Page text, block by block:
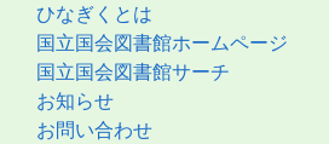
ひなぎくとは
国立国会図書館ホームページ
国立国会図書館サーチ
お知らせ
お問い合わせ